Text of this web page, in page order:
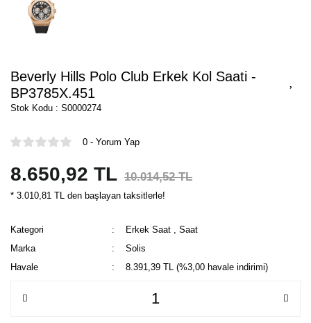
Beverly Hills Polo Club Erkek Kol Saati -
BP3785X.451
Stok Kodu : S0000274
0 - Yorum Yap
8.650,92 TL 10.014,52 TL
* 3.010,81 TL den başlayan taksitlerle!
Kategori Erkek Saat ,Saat
Marka
Solis
Havale
8.391,39 TL (%3,00 havale indirimi)